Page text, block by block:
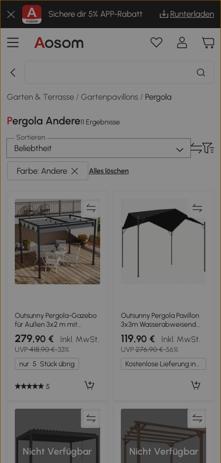
Sichere dir 5% APP-Rabatt Runterladen
Garten & Terrasse /Gartenpavillons / Pergola
Pergola Andere11 Ergebnisse
Sortieren
Beliebtheit
Farbe: Andere Alles löschen
Outsunny Pergola-Gazebo
für Außen 3x2 m mit
einziehbarem Dach aus
Metall und Polyester,
Creme und Grau
279,90 € Inkl. MwSt.
UVP418,90 €-33%
nur 5 Stück übrig
5
Outsunny Pergola Pavillon
3x3m Wasserabweisend
Stabil winterfest
Sonnenschutz mit
Satteldach
Dreiecksverstrebungen
119,90 € Inkl. MwSt.
UVP276,90 €-56%
Kostenlose Lieferung innerhalb Deutschlands
Nicht Verfügbar Nicht Verfügbar